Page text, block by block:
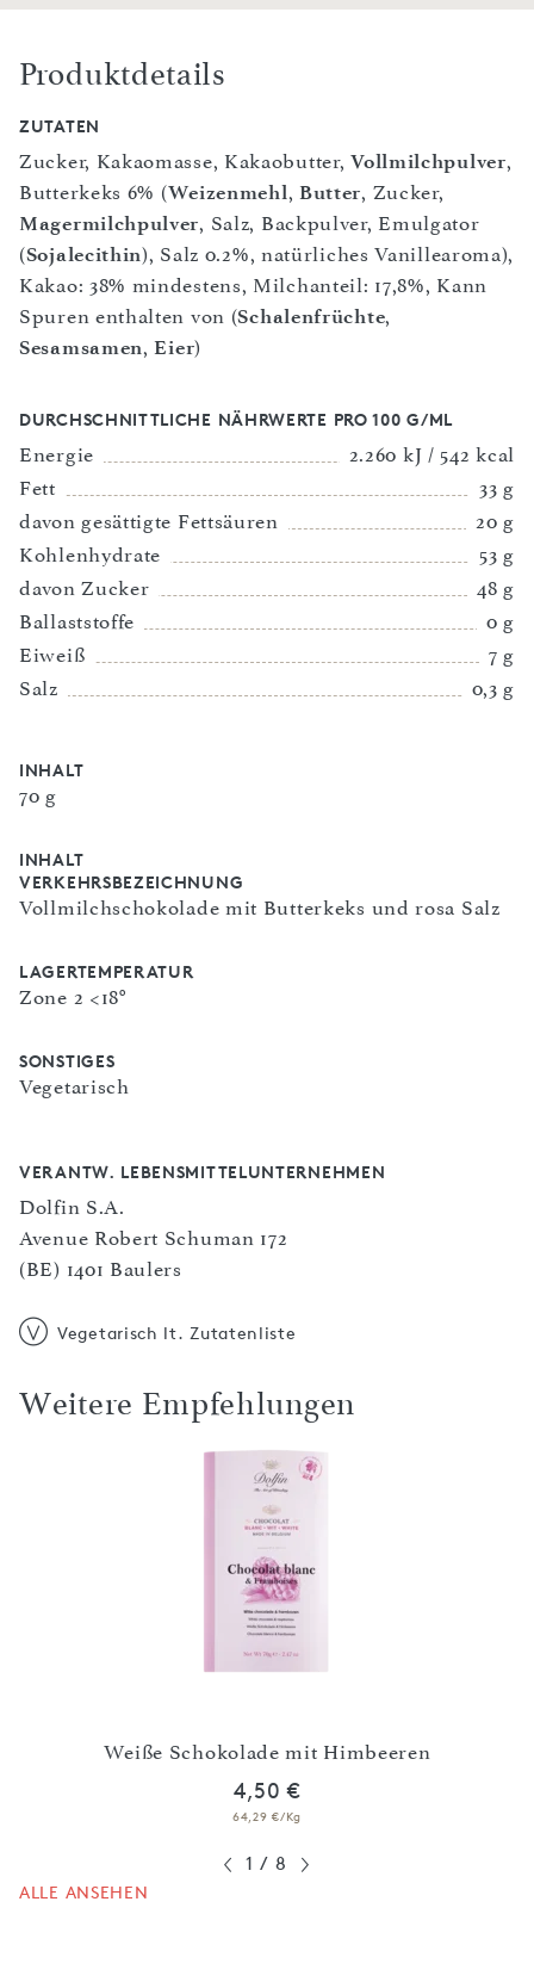
Produktdetails
ZUTATEN
Zucker, Kakaomasse, Kakaobutter,Vollmilchpulver,
Butterkeks 6% (Weizenmehl, Butter, Zucker,
Magermilchpulver, Salz, Backpulver, Emulgator
(Sojalecithin), Salz 0.2%, natürliches Vanillearoma),
Kakao: 38% mindestens, Milchanteil: 17,8%, Kann
Spuren enthalten von (Schalenfrüchte,
Sesamsamen,Eier)
DURCHSCHNITTLICHE NÄHRWERTE PRO 100 G/ML
Energie
2.260 kJ / 542 kcal
Fett
33 g
davon gesättigte Fettsäuren
20 g
Kohlenhydrate
53 g
davon Zucker
48 g
Ballaststoffe
0 g
Eiweiß
7 g
Salz
0,3 g
INHALT
70 g
INHALT
VERKEHRSBEZEICHNUNG
Vollmilchschokolade mit Butterkeks und rosa Salz
LAGERTEMPERATUR
Zone 2 <18°
SONSTIGES
Vegetarisch
VERANTW. LEBENSMITTELUNTERNEHMEN
Dolfin S.A.
Avenue Robert Schuman 172
(BE) 1401 Baulers
Vegetarisch lt. Zutatenliste
Weitere Empfehlungen
Weiße Schokolade mit Himbeeren
4,50 €
64,29 €/Kg
1 / 8
ALLE ANSEHEN